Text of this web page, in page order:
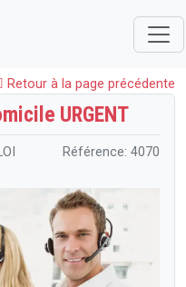
Retour à la page précédente
URGENT
Référence: 4070